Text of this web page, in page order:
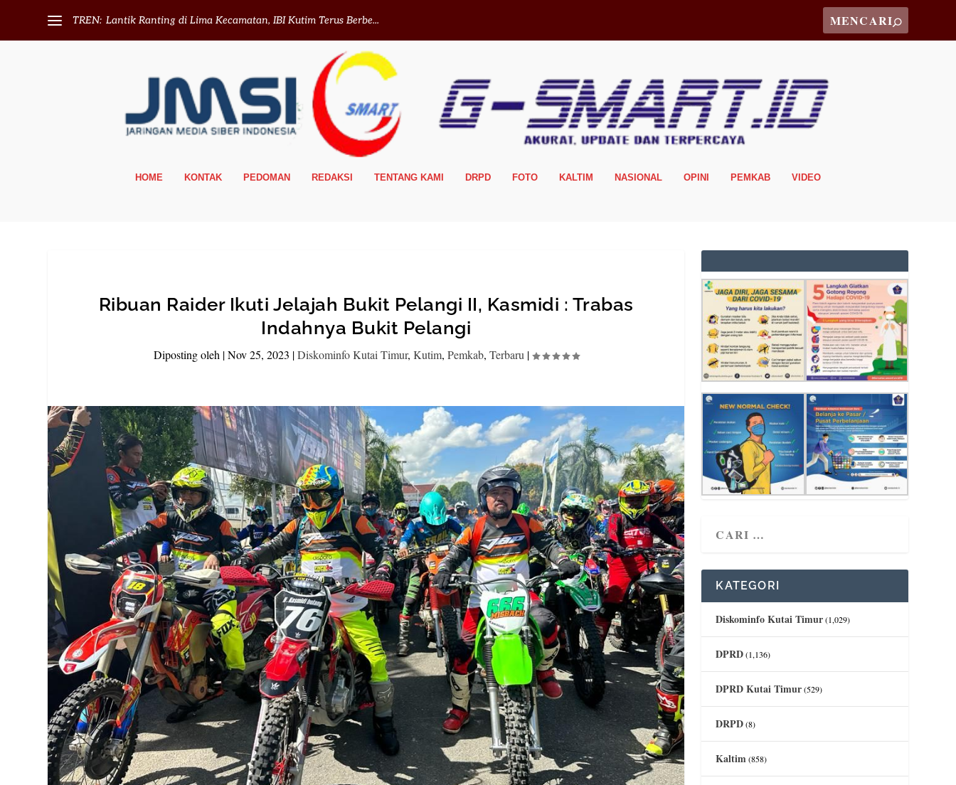
TREN: Lantik Ranting di Lima Kecamatan, IBI Kutim Terus Berbe...
HOME KONTAK PEDOMAN REDAKSI TENTANG KAMI DRPD FOTO KALTIM NASIONAL OPINI PEMKAB VIDEO
Ribuan Raider Ikuti Jelajah Bukit Pelangi II, Kasmidi : Trabas
Indahnya Bukit Pelangi
Diposting oleh |Nov 25, 2023 |Diskominfo Kutai Timur, Kutim, Pemkab, Terbaru |
KATEGORI
Diskominfo Kutai Timur(1,029)
DPRD(1,136)
DPRD Kutai Timur(529)
DRPD(8)
Kaltim(858)